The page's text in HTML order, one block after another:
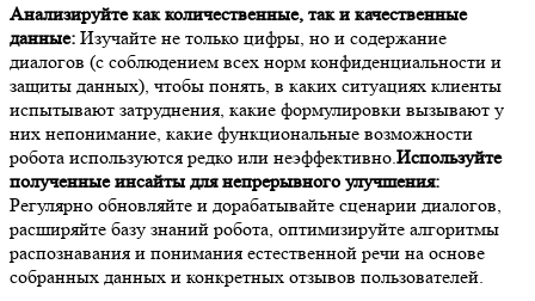
Анализируйте как количественные, так и качественные
данные: Изучайте не только цифры, но и содержание
диалогов (с соблюдением всех норм конфиденциальности и
защиты данных), чтобы понять, в каких ситуациях клиенты
испытывают затруднения, какие формулировки вызывают у
них непонимание, какие функциональные возможности
робота используются редко или неэффективно. Используйте
полученные инсайты для непрерывного улучшения:
Регулярно обновляйте и дорабатывайте сценарии диалогов,
расширяйте базу знаний робота, оптимизируйте алгоритмы
распознавания и понимания естественной речи на основе
собранных данных и конкретных отзывов пользователей.